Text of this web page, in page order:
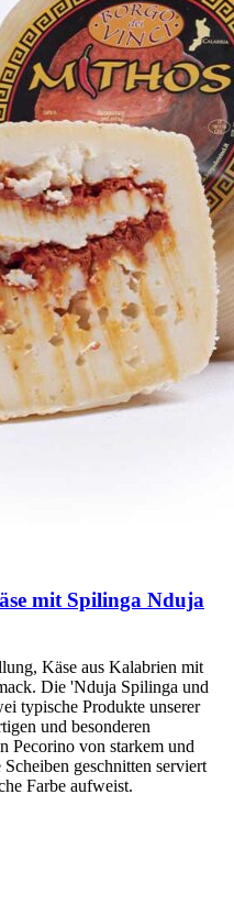
mit Spilinga Nduja
Käse aus Kalabrien mit
Die 'Nduja Spilinga und
typische Produkte unserer
und besonderen
Pecorino von starkem und
geschnitten serviert
Farbe aufweist.